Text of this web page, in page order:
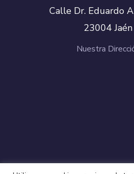
Calle Dr. Eduardo
23004 Jaén
Nuestra